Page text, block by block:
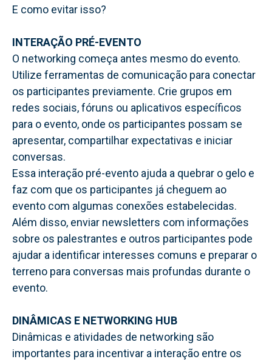
E como evitar isso?
INTERAÇÃO PRÉ-EVENTO
O networking começa antes mesmo do evento.
Utilize ferramentas de comunicação para conectar
os participantes previamente. Crie grupos em
redes sociais, fóruns ou aplicativos específicos
para o evento, onde os participantes possam se
apresentar, compartilhar expectativas e iniciar
conversas.
Essa interação pré-evento ajuda a quebrar o gelo e
faz com que os participantes já cheguem ao
evento com algumas conexões estabelecidas.
Além disso, enviar newsletters com informações
sobre os palestrantes e outros participantes pode
ajudar a identificar interesses comuns e preparar o
terreno para conversas mais profundas durante o
evento.
DINÂMICAS E NETWORKING HUB
Dinâmicas e atividades de networking são
importantes para incentivar a interação entre os